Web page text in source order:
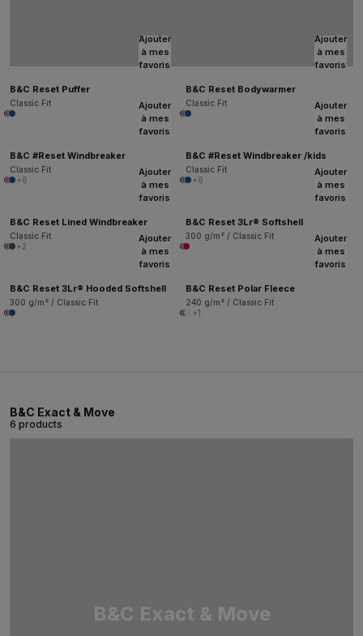
Ajouter
à mes
favoris
B&C Reset Puffer
Classic Fit
Ajouter
à mes
favoris
B&C Reset Bodywarmer
Classic Fit
Ajouter
à mes
favoris
B&C #Reset Windbreaker
Classic Fit
+6
Ajouter
à mes
favoris
B&C #Reset Windbreaker /kids
Classic Fit
+6
Ajouter
à mes
favoris
B&C Reset Lined Windbreaker
Classic Fit
+2
Ajouter
à mes
favoris
B&C Reset 3Lr® Softshell
300 g/m² / Classic Fit
Ajouter
à mes
favoris
B&C Reset 3Lr® Hooded Softshell
300 g/m² / Classic Fit
Ajouter
à mes
favoris
B&C Reset Polar Fleece
240 g/m² / Classic Fit
+1
B&C Exact & Move
6 products
B&C Exact & Move